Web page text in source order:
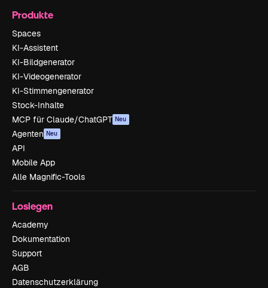
Produkte
Spaces
KI-Assistent
KI-Bildgenerator
KI-Videogenerator
KI-Stimmengenerator
Stock-Inhalte
MCP für Claude/ChatGPT Neu
Agenten Neu
API
Mobile App
Alle Magnific-Tools
Loslegen
Academy
Dokumentation
Support
AGB
Datenschutzerklärung